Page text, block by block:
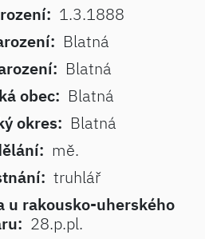
1.3.1888
Blatná
Blatná
obec: Blatná
okres: Blatná
mě.
truhlář
u rakousko-uherského
28.p.pl.